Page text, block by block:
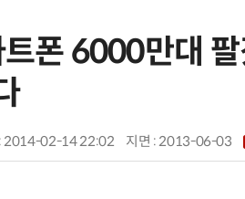
트폰 6000만대
2014-02-14 22:02 지면 :2013-06-03